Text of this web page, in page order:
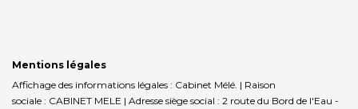
Mentions légales
Affichage des informations légales : Cabinet Mélé. | Raison
sociale : CABINET MELE | Adresse siège social : 2 route du Bord de l'Eau -